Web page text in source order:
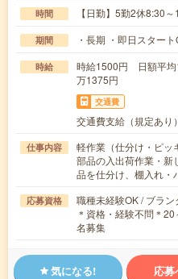
時間 【日勤】5勤2休8:30
期間 ・長期 ・即日スタート
時給
時給1500円 日額平均
万1375円
交通費
交通費支給（規定あり）
仕事内容
軽作業（仕分け・ピッ
部品の入出荷作業・新
品を仕分け、棚入れ
応募資格
職種未経験OK / ブラン
＊資格・経験不問＊
名募集
気になる! 応